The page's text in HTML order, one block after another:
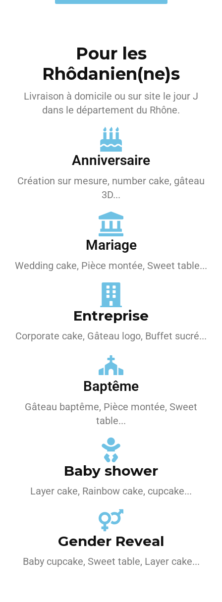
Pour les
Rhôdanien(ne)s
Livraison à domicile ou sur site le jour J
dans le département du Rhône.
Anniversaire
Création sur mesure, number cake, gâteau
3D...
Mariage
Wedding cake, Pièce montée, Sweet table...
Entreprise
Corporate cake, Gâteau logo, Buffet sucré...
Baptême
Gâteau baptême, Pièce montée, Sweet
table...
Baby shower
Layer cake, Rainbow cake, cupcake...
Gender Reveal
Baby cupcake, Sweet table, Layer cake...